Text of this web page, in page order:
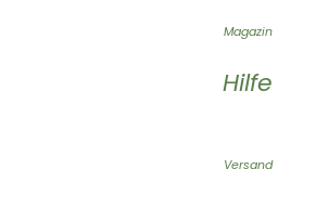
Magazin
Hilfe
Versand